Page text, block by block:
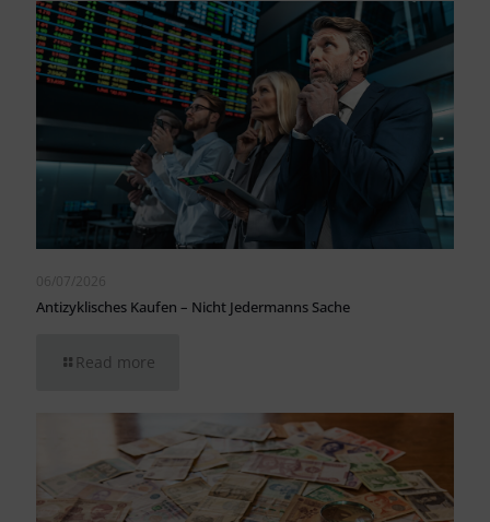
06/07/2026
Antizyklisches Kaufen – Nicht Jedermanns Sache
Read more